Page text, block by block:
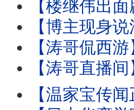
【楼继伟出面辟谣 胡温出事儿传
【博主现身说法：民办护照
【涛哥侃西游】第十回-下集：二将
【涛哥直播间】上将
【温家宝传闻正酣时 ⋯ 北